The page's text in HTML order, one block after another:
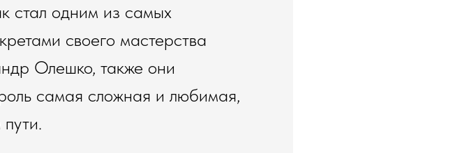
стал одним из самых
своего мастерства
Олешко, также они
самая сложная и любимая,